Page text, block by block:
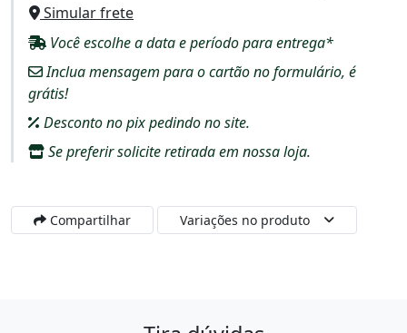
Simular frete
Você escolhe a data e período para entrega*
Inclua mensagem para o cartão no formulário, é
grátis!
Desconto no pix pedindo no site.
Se preferir solicite retirada em nossa loja.
Compartilhar Variações no produto